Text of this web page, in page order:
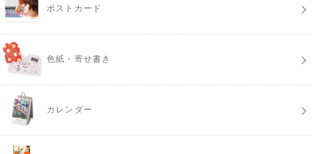
ポストカード
色紙・寄せ書き
カレンダー